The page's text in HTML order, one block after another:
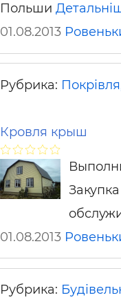
Польши
01.08.2013
Рубрика:
Кровля крыш
01.08.2013
Рубрика: